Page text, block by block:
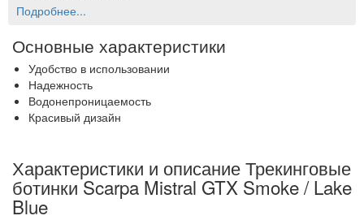
Подробнее...
Основные характеристики
Удобство в использовании
Надежность
Водонепроницаемость
Красивый дизайн
Характеристики и описание Трекинговые
ботинки Scarpa Mistral GTX Smoke / Lake
Blue